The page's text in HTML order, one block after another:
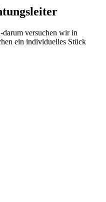
darum versuchen wir in
ein individuelles Stück